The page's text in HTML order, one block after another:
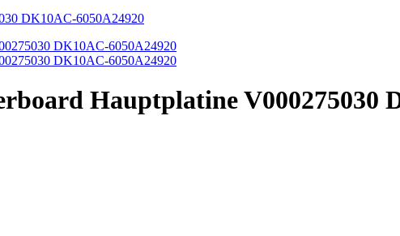
Hauptplatine V000275030